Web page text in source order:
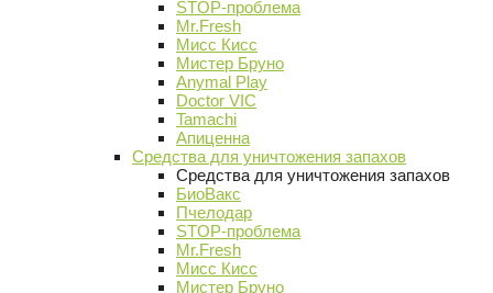
STOP-проблема
Mr.Fresh
Мисс Кисс
Мистер Бруно
Anymal Play
Doctor VIC
Tamachi
Апиценна
Средства для уничтожения запахов
Средства для уничтожения запахов
БиоВакс
Пчелодар
STOP-проблема
Mr.Fresh
Мисс Кисс
Мистер Бруно